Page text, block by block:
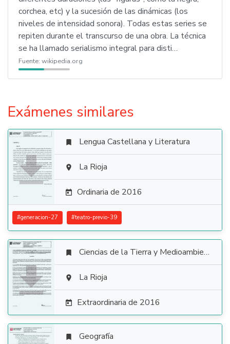
corchea, etc) y la sucesión de las dinámicas (los
niveles de intensidad sonora). Todas estas series se
repiten durante el transcurso de una obra. La técnica
se ha llamado serialismo integral para disti…
Fuente: wikipedia.org
Exámenes similares

 Lengua Castellana y Literatura
 La Rioja
 Ordinaria de 2016
#generacion-27 #teatro-previo-39

 Ciencias de la Tierra y Medioambientales
 La Rioja
 Extraordinaria de 2016
 Geografía